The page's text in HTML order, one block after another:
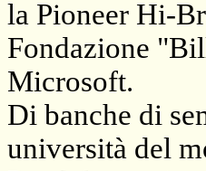
la Pioneer Hi-
Fondazione
Microsoft.
Di banche di
università del